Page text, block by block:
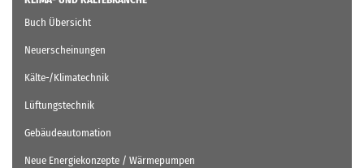
Buch Übersicht
Neuerscheinungen
Kälte-/Klimatechnik
Lüftungstechnik
Gebäudeautomation
Neue Energiekonzepte / Wärmepumpen